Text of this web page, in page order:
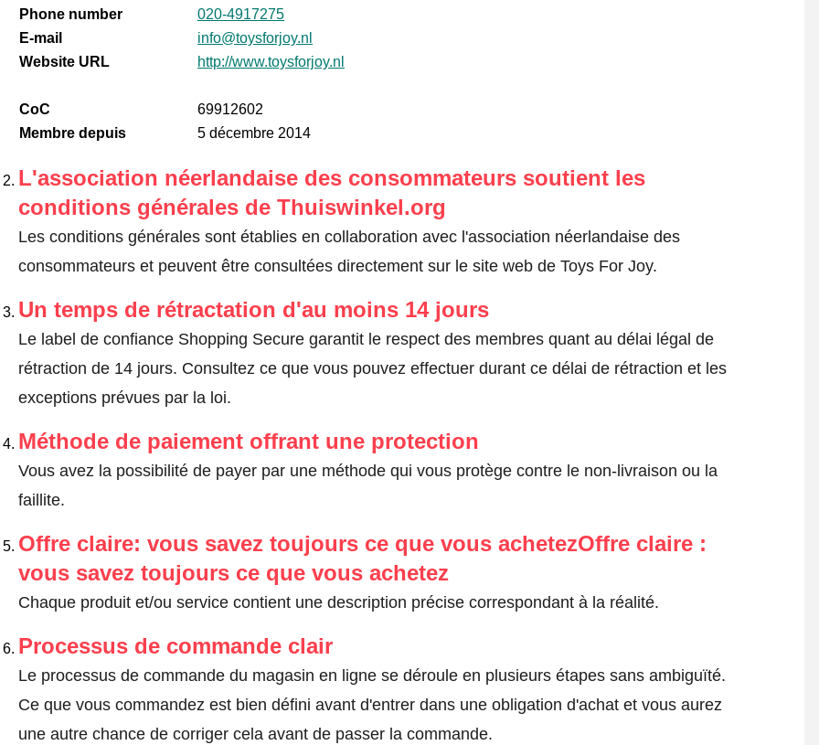
Phone number
020-4917275
E-mail
info@toysforjoy.nl
Website URL
http://www.toysforjoy.nl
CoC
69912602
Membre depuis
5 décembre 2014
L'association néerlandaise des consommateurs soutient les
conditions générales de Thuiswinkel.org
Les conditions générales sont établies en collaboration avec l'association néerlandaise des
consommateurs et peuvent être consultées directement sur le site web de Toys For Joy.
Un temps de rétractation d'au moins 14 jours
Le label de confiance Shopping Secure garantit le respect des membres quant au délai légal de
rétraction de 14 jours. Consultez ce que vous pouvez effectuer durant ce délai de rétraction et les
exceptions prévues par la loi.
Méthode de paiement offrant une protection
Vous avez la possibilité de payer par une méthode qui vous protège contre le non-livraison ou la
faillite.
Offre claire: vous savez toujours ce que vous achetezOffre claire :
vous savez toujours ce que vous achetez
Chaque produit et/ou service contient une description précise correspondant à la réalité.
Processus de commande clair
Le processus de commande du magasin en ligne se déroule en plusieurs étapes sans ambiguïté.
Ce que vous commandez est bien défini avant d'entrer dans une obligation d'achat et vous aurez
une autre chance de corriger cela avant de passer la commande.